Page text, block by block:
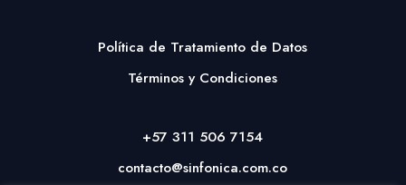
Política de Tratamiento de Datos
Términos y Condiciones
+57 311 506 7154
contacto@sinfonica.com.co